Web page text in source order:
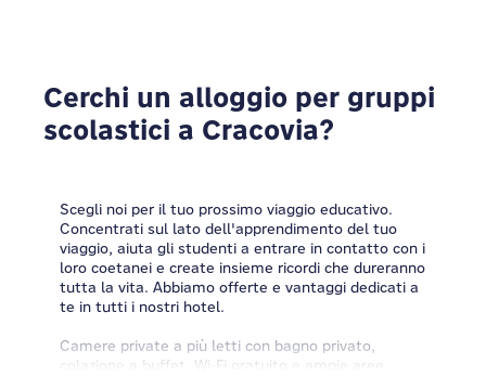
Cerchi un alloggio per gruppi
scolastici a Cracovia?
Scegli noi per il tuo prossimo viaggio educativo.
Concentrati sul lato dell'apprendimento del tuo
viaggio, aiuta gli studenti a entrare in contatto con i
loro coetanei e create insieme ricordi che dureranno
tutta la vita. Abbiamo offerte e vantaggi dedicati a
te in tutti i nostri hotel.
Camere private a più letti con bagno privato,
colazione a buffet, Wi-Fi gratuito e ampie aree